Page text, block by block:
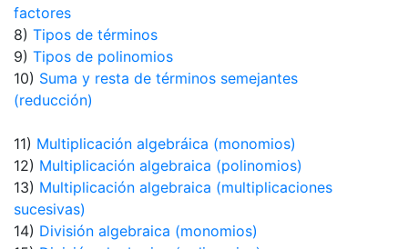
factores
8) Tipos de términos
9) Tipos de polinomios
10) Suma y resta de términos semejantes
(reducción)
11) Multiplicación algebráica (monomios)
12) Multiplicación algebraica (polinomios)
13) Multiplicación algebraica (multiplicaciones
sucesivas)
14) División algebraica (monomios)